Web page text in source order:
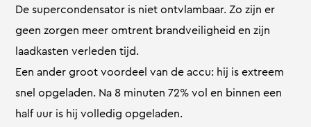
De supercondensator is niet ontvlambaar. Zo zijn er
geen zorgen meer omtrent brandveiligheid en zijn
laadkasten verleden tijd.
Een ander groot voordeel van de accu: hij is extreem
snel opgeladen. Na 8 minuten 72% vol en binnen een
half uur is hij volledig opgeladen.